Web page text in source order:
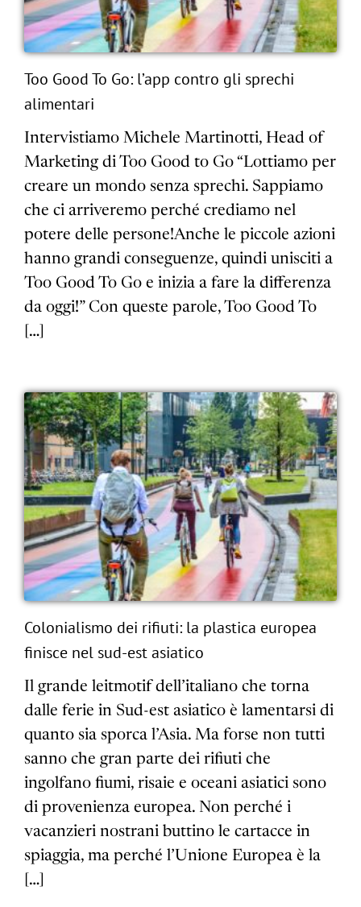
Too Good To Go: l’app contro gli sprechi
alimentari
Intervistiamo Michele Martinotti, Head of
Marketing di Too Good to Go “Lottiamo per
creare un mondo senza sprechi. Sappiamo
che ci arriveremo perché crediamo nel
potere delle persone!Anche le piccole azioni
hanno grandi conseguenze, quindi unisciti a
Too Good To Go e inizia a fare la differenza
da oggi!” Con queste parole, Too Good To
[…]
Colonialismo dei rifiuti: la plastica europea
finisce nel sud-est asiatico
Il grande leitmotif dell’italiano che torna
dalle ferie in Sud-est asiatico è lamentarsi di
quanto sia sporca l’Asia. Ma forse non tutti
sanno che gran parte dei rifiuti che
ingolfano fiumi, risaie e oceani asiatici sono
di provenienza europea. Non perché i
vacanzieri nostrani buttino le cartacce in
spiaggia, ma perché l’Unione Europea è la
[…]